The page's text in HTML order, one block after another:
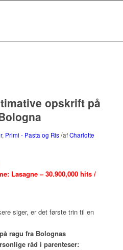
opskrift på
, Primi - Pasta og Ris /afCharlotte
Lasagne – 30.900,000 hits /
siger, er det første trin til en
ragu fra Bolognas
råd i parenteser: